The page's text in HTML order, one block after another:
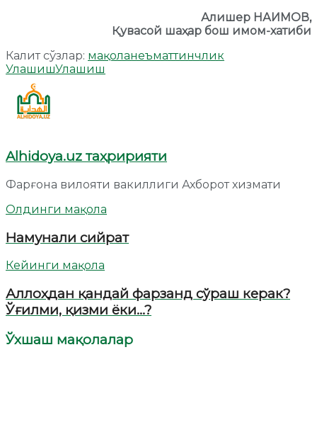
Алишер НАИМОВ,
Қувасой шаҳар бош имом-хатиби
Калит сўзлар: мақоланеъматтинчлик
УлашишУлашиш
Alhidoya.uz таҳририяти
Фарғона вилояти вакиллиги Ахборот хизмати
Олдинги мақола
Намунали сийрат
Кейинги мақола
Аллоҳдан қандай фарзанд сўраш керак?
Ўғилми, қизми ёки…?
Ўхшаш мақолалар